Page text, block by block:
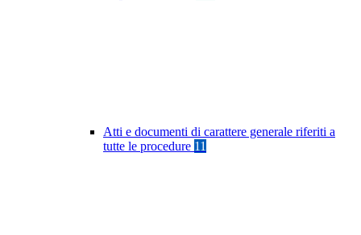
Atti e documenti di carattere generale riferiti a
tutte le procedure 11